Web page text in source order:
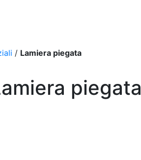
/ Lamiera piegata
piegata